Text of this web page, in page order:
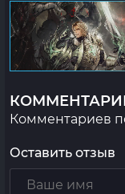
Комментариев
Оставить отзыв